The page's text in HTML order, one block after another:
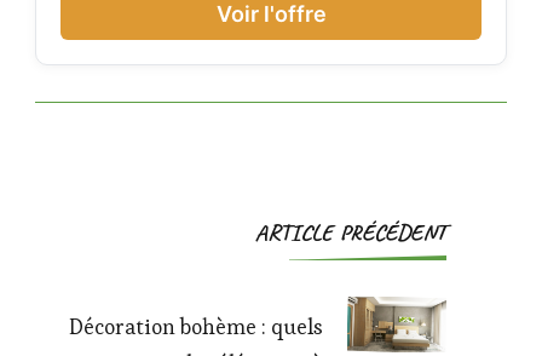
Voir l'offre
Navigation
ARTICLE PRÉCÉDENT
Décoration bohème : quels